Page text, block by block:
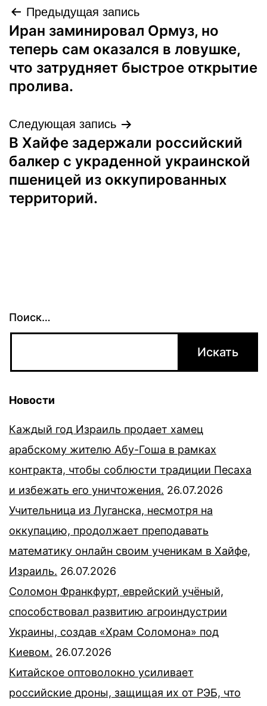
Навигация
по
записям
Предыдущая запись
Иран заминировал Ормуз, но
теперь сам оказался в ловушке,
что затрудняет быстрое открытие
пролива.
Следующая запись
В Хайфе задержали российский
балкер с украденной украинской
пшеницей из оккупированных
территорий.
Поиск…
Новости
Каждый год Израиль продает хамец
арабскому жителю Абу-Гоша в рамках
контракта, чтобы соблюсти традиции Песаха
и избежать его уничтожения. 26.07.2026
Учительница из Луганска, несмотря на
оккупацию, продолжает преподавать
математику онлайн своим ученикам в Хайфе,
Израиль. 26.07.2026
Соломон Франкфурт, еврейский учёный,
способствовал развитию агроиндустрии
Украины, создав «Храм Соломона» под
Киевом. 26.07.2026
Китайское оптоволокно усиливает
российские дроны, защищая их от РЭБ, что